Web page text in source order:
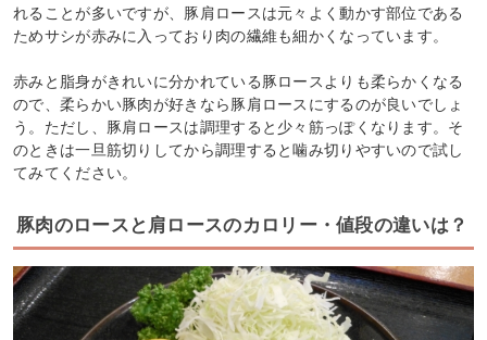
れることが多いですが、豚肩ロースは元々よく動かす部位である
ためサシが赤みに入っており肉の繊維も細かくなっています。
赤みと脂身がきれいに分かれている豚ロースよりも柔らかくなる
ので、柔らかい豚肉が好きなら豚肩ロースにするのが良いでしょ
う。ただし、豚肩ロースは調理すると少々筋っぽくなります。そ
のときは一旦筋切りしてから調理すると噛み切りやすいので試し
てみてください。
豚肉のロースと肩ロースのカロリー・値段の違いは？